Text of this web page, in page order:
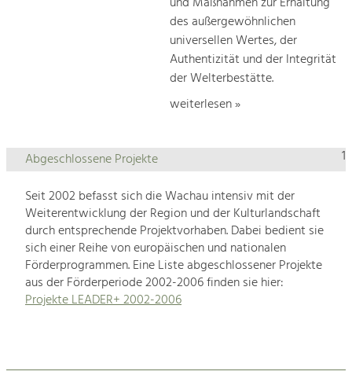
des außergewöhnlichen
universellen Wertes, der
Authentizität und der Integrität
der Welterbestätte.
weiterlesen »
1
Abgeschlossene Projekte
Seit 2002 befasst sich die Wachau intensiv mit der
Weiterentwicklung der Region und der Kulturlandschaft
durch entsprechende Projektvorhaben. Dabei bedient sie
sich einer Reihe von europäischen und nationalen
Förderprogrammen. Eine Liste abgeschlossener Projekte
aus der Förderperiode 2002-2006 finden sie hier:
Projekte LEADER+ 2002-2006